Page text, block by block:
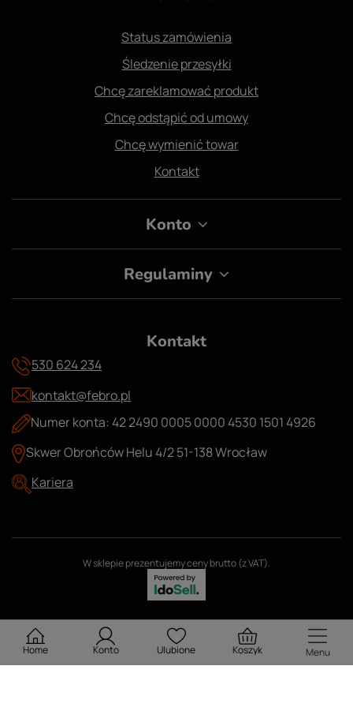
Status zamówienia
Śledzenie przesyłki
Chcę zareklamować produkt
Chcę odstąpić od umowy
Chcę wymienić towar
Kontakt
Konto
Regulaminy
Kontakt
530 624 234
kontakt@febro.pl
Numer konta: 42 2490 0005 0000 4530 1501 4926
Skwer Obrońców Helu 4/2 51-138 Wrocław
Kariera
W sklepie prezentujemy ceny brutto (z VAT).
Home Konto Ulubione Koszyk Menu